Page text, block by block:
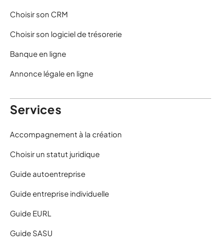
Choisir son CRM
Choisir son logiciel de trésorerie
Banque en ligne
Annonce légale en ligne
Services
Accompagnement à la création
Choisir un statut juridique
Guide autoentreprise
Guide entreprise individuelle
Guide EURL
Guide SASU